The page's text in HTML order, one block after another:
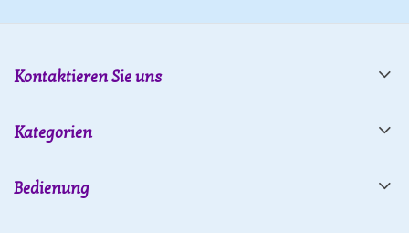
Kontaktieren Sie uns
Kategorien
Bedienung